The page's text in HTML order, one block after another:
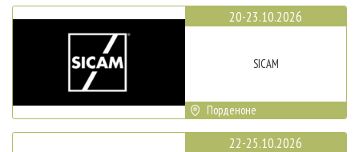
20-23.10.2026
SICAM
Порденоне
22-25.10.2026